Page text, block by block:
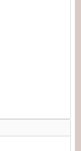
informations...